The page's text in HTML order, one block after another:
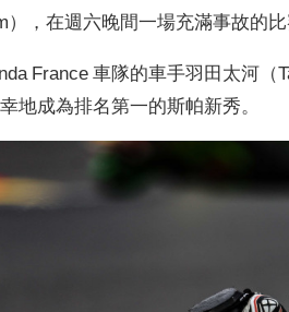
），在週六晚間一場充滿事故的
France 車隊的車手羽田太河
地成為排名第一的斯帕新秀。